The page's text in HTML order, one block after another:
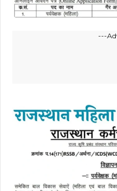
---